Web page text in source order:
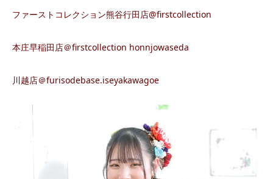
ファーストコレクション熊谷行田店@firstcollection
本庄早稲田店＠firstcollection honnjowaseda
川越店＠furisodebase.iseyakawagoe